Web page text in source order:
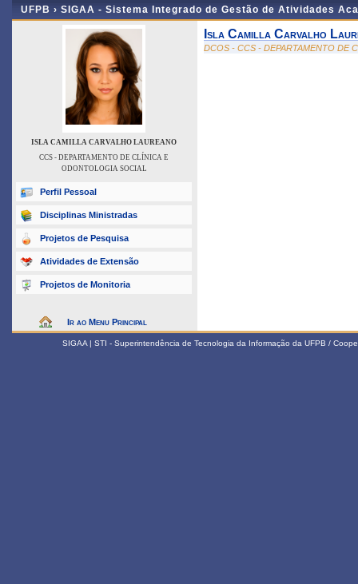
UFPB › SIGAA - Sistema Integrado de Gestão de Atividades
ISLA CAMILLA CARVALHO LAUREANO
CCS - DEPARTAMENTO DE CLÍNICA E
ODONTOLOGIA SOCIAL
Perfil Pessoal
Disciplinas Ministradas
Projetos de Pesquisa
Atividades de Extensão
Projetos de Monitoria
Ir ao Menu Principal
Isla Camilla Carvalho
DCOS - CCS - DEPARTAMENTO DE
SIGAA | STI - Superintendência de Tecnologia da Informação da UFPB /